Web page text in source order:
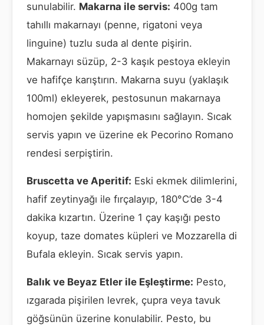
sunulabilir. Makarna ile servis: 400g tam
tahıllı makarnayı (penne, rigatoni veya
linguine) tuzlu suda al dente pişirin.
Makarnayı süzüp, 2-3 kaşık pestoya ekleyin
ve hafifçe karıştırın. Makarna suyu (yaklaşık
100ml) ekleyerek, pestosunun makarnaya
homojen şekilde yapışmasını sağlayın. Sıcak
servis yapın ve üzerine ek Pecorino Romano
rendesi serpiştirin.
Bruscetta ve Aperitif: Eski ekmek dilimlerini,
hafif zeytinyağı ile fırçalayıp, 180°C’de 3-4
dakika kızartın. Üzerine 1 çay kaşığı pesto
koyup, taze domates küpleri ve Mozzarella di
Bufala ekleyin. Sıcak servis yapın.
Balık ve Beyaz Etler ile Eşleştirme: Pesto,
ızgarada pişirilen levrek, çupra veya tavuk
göğsünün üzerine konulabilir. Pesto, bu